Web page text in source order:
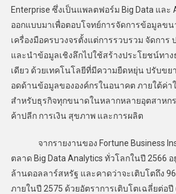
Enterprise ซึ่งเป็นแพลตฟอร์ม Big Data และ
ออกแบบมาเพื่อตอบโจทย์การจัดการข้อมูลข
เครื่องมือครบวงจรตั้งแต่การรวบรวม จัดการ
และนำข้อมูลเชิงลึกไปใช้สร้างประโยชน์ทา
เดียว ด้วยเทคโนโลยีที่มีความยืดหยุ่น ปรับขย
อดด้านข้อมูลขององค์กรในอนาคต ภายใต้ค่า
สำหรับธุรกิจทุกขนาดในหลากหลายอุตสาหก
ค้าปลีก การเงิน สุขภาพ และการผลิต
จากรายงานของ Fortune Business
ตลาด Big Data Analytics ทั่วโลกในปี 2566
ล้านดอลลาร์สหรัฐ และคาดว่าจะเติบโตถึง
ภายในปี 2575 ด้วยอัตราการเติบโตเฉลี่ยต่อปี